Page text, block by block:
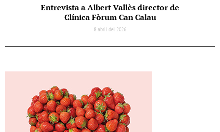
Entrevista a Albert Vallès director de
Clínica Fòrum Can Calau
8 abril del 2026